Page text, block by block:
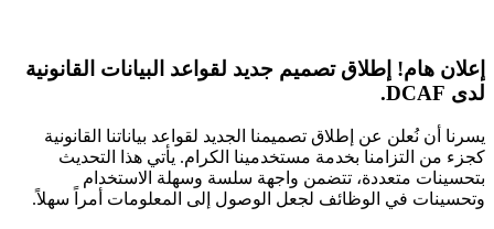
إعلان هام! إطلاق تصميم جديد لقواعد البيانات القانونية
لدى DCAF.
يسرنا أن نُعلن عن إطلاق تصميمنا الجديد لقواعد بياناتنا القانونية
كجزء من التزامنا بخدمة مستخدمينا الكرام. يأتي هذا التحديث
بتحسينات متعددة، تتضمن واجهة سلسة وسهلة الاستخدام
وتحسينات في الوظائف لجعل الوصول إلى المعلومات أمراً سهلاً.